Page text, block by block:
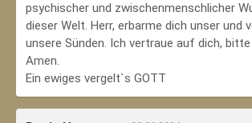
psychischer und zwischenmenschlicher
dieser Welt. Herr, erbarme dich unser und
unsere Sünden. Ich vertraue auf dich,
Amen.
Ein ewiges vergelt`s GOTT